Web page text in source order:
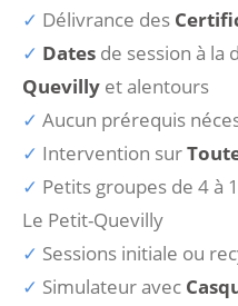
Délivrance des
Dates de session à la
Quevilly et alentours
Aucun prérequis
Intervention sur
Petits groupes de 4 à
Le Petit-Quevilly
Sessions initiale ou
Simulateur avec